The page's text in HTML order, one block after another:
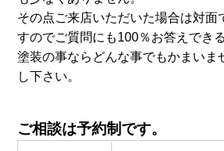
その点ご来店いただいた場合は対面
すのでご質問にも100％お答えでき
塗装の事ならどんな事でもかまいま
し下さい。
ご相談は予約制です。